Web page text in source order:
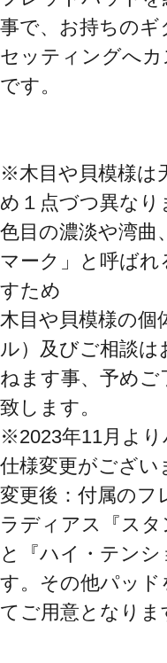
事で、お持ちのギ
セッティングへ
です。
※木目や貝模様は
め１点づつ異なり
色目の濃淡や湾曲
マーク」と呼ばれ
すため
木目や貝模様の個
ル）及びご相談
ねます事、予めご
致します。
※2023年11月より
仕様変更がござい
変更後：付属のフ
ラディアス『スタ
と『ハイ・テン
す。その他パッド
てご用意となりま